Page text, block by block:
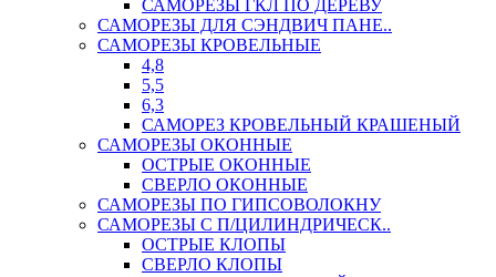
САМОРЕЗЫ ГКЛ ПО ДЕРЕВУ
САМОРЕЗЫ ДЛЯ СЭНДВИЧ ПАНЕ..
САМОРЕЗЫ КРОВЕЛЬНЫЕ
4,8
5,5
6,3
САМОРЕЗ КРОВЕЛЬНЫЙ КРАШЕНЫЙ
САМОРЕЗЫ ОКОННЫЕ
ОСТРЫЕ ОКОННЫЕ
СВЕРЛО ОКОННЫЕ
САМОРЕЗЫ ПО ГИПСОВОЛОКНУ
САМОРЕЗЫ С П/ЦИЛИНДРИЧЕСК..
ОСТРЫЕ КЛОПЫ
СВЕРЛО КЛОПЫ